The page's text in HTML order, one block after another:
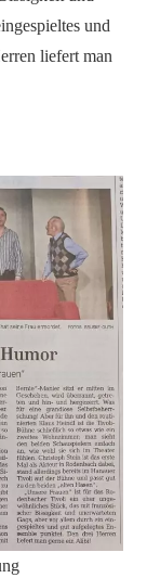
und
liefert man